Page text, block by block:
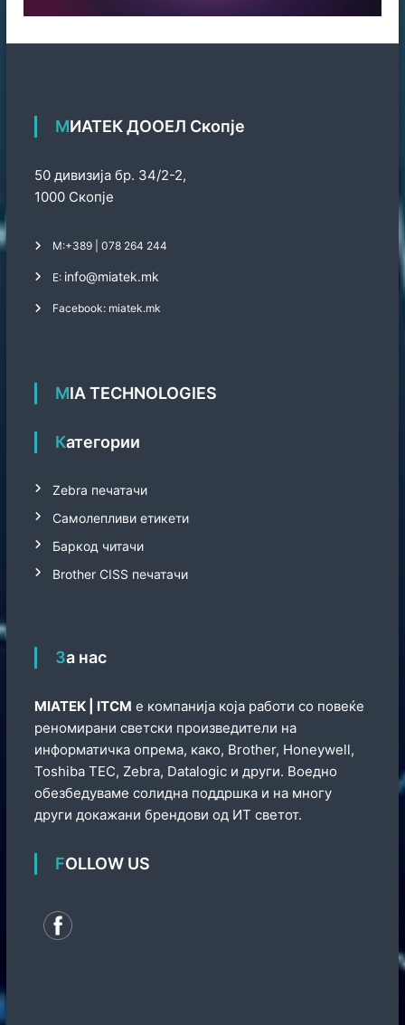
МИАТЕК ДООЕЛ Скопје
50 дивизија бр. 34/2-2,
1000 Скопје
М:+389 | 078 264 244
Е: info@miatek.mk
Facebook: miatek.mk
MIA TECHNOLOGIES
Категории
Zebra печатачи
Самолепливи етикети
Баркод читачи
Brother CISS печатачи
За нас
МIATEK | ITCM е компанија која работи со повеќе
реномирани светски произведители на
информатичка опрема, како, Brother, Honeywell,
Toshiba TEC, Zebra, Datalogic и други. Воедно
обезбедуваме солидна поддршка и на многу
други докажани брендови од ИТ светот.
FOLLOW US